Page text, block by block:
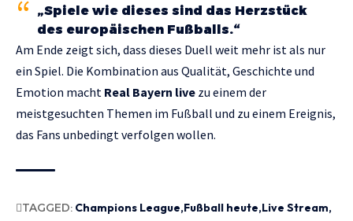
„Spiele wie dieses sind das Herzstück
des europäischen Fußballs.“
Am Ende zeigt sich, dass dieses Duell weit mehr ist als nur
ein Spiel. Die Kombination aus Qualität, Geschichte und
Emotion macht Real Bayern live zu einem der
meistgesuchten Themen im Fußball und zu einem Ereignis,
das Fans unbedingt verfolgen wollen.
TAGGED: Champions League Fußball heute Live Stream